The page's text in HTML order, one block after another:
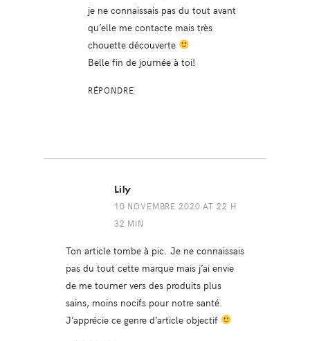
je ne connaissais pas du tout avant
qu’elle me contacte mais très
chouette découverte
Belle fin de journée à toi!
RÉPONDRE
Lily
10 NOVEMBRE 2020 AT 22 H
32 MIN
Ton article tombe à pic. Je ne connaissais
pas du tout cette marque mais j’ai envie
de me tourner vers des produits plus
sains, moins nocifs pour notre santé.
J’apprécie ce genre d’article objectif